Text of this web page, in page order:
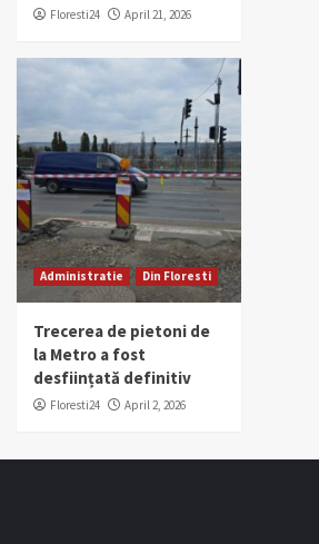
Floresti24 April 21, 2026
Administratie Din Floresti
Trecerea de pietoni de
la Metro a fost
desființată definitiv
Floresti24 April 2, 2026